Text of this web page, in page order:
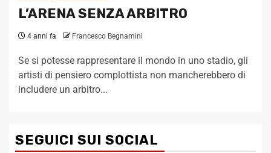
L’ARENA SENZA ARBITRO
4 anni fa Francesco Begnamini
Se si potesse rappresentare il mondo in uno stadio, gli
artisti di pensiero complottista non mancherebbero di
includere un arbitro...
SEGUICI SUI SOCIAL